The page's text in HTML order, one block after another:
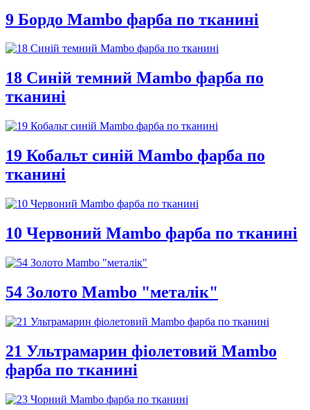
9 Бордо Mambo фарба по тканині
18 Синій темний Mambo фарба по
тканині
19 Кобальт синій Mambo фарба по
тканині
10 Червоний Mambo фарба по тканині
54 Золото Mambo "металік"
21 Ультрамарин фіолетовий Mambo
фарба по тканині